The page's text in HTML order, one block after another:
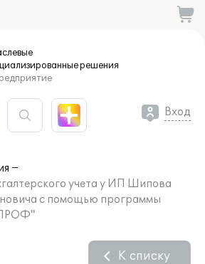
решения
Вход
учета у ИП Шипова
с помощью программы
ПРОФ"
К списку